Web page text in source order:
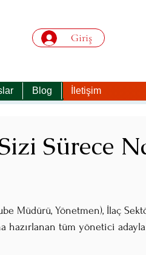
Giriş
Blog İletişim
Sürece
Müdürü, Yönetmen), İlaç
hazırlanan tüm yönetici